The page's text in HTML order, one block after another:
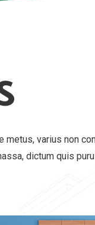
varius non
dictum quis